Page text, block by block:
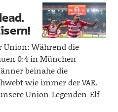
Union: Während die
0:4 in München
beinahe die
wie immer der VAR.
Union-Legenden-Elf